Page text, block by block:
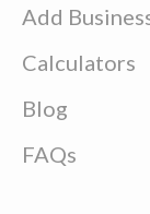
Add
Calculators
Blog
FAQs